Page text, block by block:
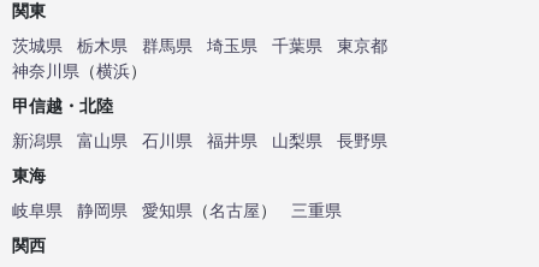
関東
茨城県
栃木県 群馬県 埼玉県 千葉県
東京都
神奈川県 （横浜）
甲信越・北陸
新潟県
富山県 石川県 福井県 山梨県
長野県
東海
岐阜県
静岡県 愛知県 （名古屋）
三重県
関西